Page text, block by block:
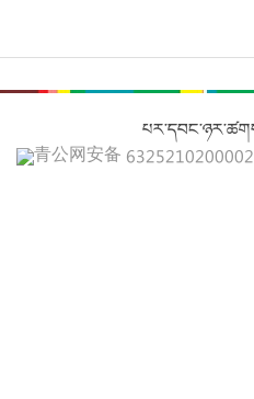
青公网安备